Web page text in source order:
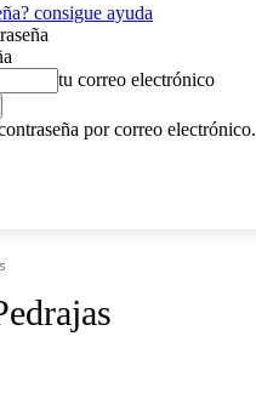
consigue ayuda
tu correo electrónico
por correo electrónico.